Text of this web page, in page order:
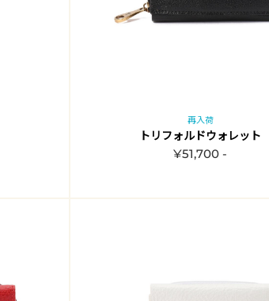
再入荷
トリフォルドウォレット
¥51,700 -